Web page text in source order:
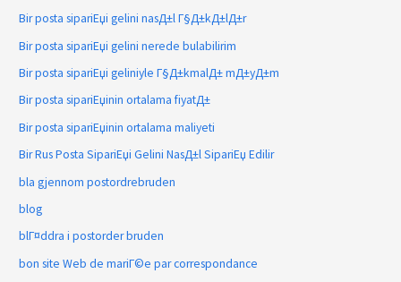
Bir posta sipariЕџi gelini nasД±l Г§Д±kД±lД±r
Bir posta sipariЕџi gelini nerede bulabilirim
Bir posta sipariЕџi geliniyle Г§Д±kmalД± mД±yД±m
Bir posta sipariЕџinin ortalama fiyatД±
Bir posta sipariЕџinin ortalama maliyeti
Bir Rus Posta SipariЕџi Gelini NasД±l SipariЕџ Edilir
bla gjennom postordrebruden
blog
blГ¤ddra i postorder bruden
bon site Web de mariГ©e par correspondance